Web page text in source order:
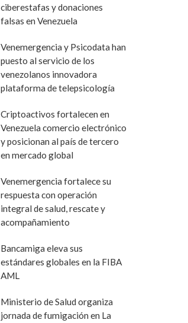
ciberestafas y donaciones
falsas en Venezuela
Venemergencia y Psicodata han
puesto al servicio de los
venezolanos innovadora
plataforma de telepsicología
Criptoactivos fortalecen en
Venezuela comercio electrónico
y posicionan al país de tercero
en mercado global
Venemergencia fortalece su
respuesta con operación
integral de salud, rescate y
acompañamiento
Bancamiga eleva sus
estándares globales en la FIBA
AML
Ministerio de Salud organiza
jornada de fumigación en La